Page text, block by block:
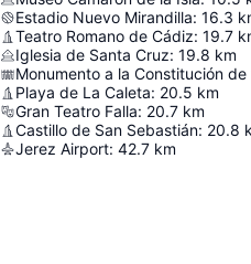
Estadio Nuevo Mirandilla: 16.3
Teatro Romano de Cádiz: 19.7
Iglesia de Santa Cruz: 19.8 km
Monumento a la Constitución de
Playa de La Caleta: 20.5 km
Gran Teatro Falla: 20.7 km
Castillo de San Sebastián: 20.8
Jerez Airport: 42.7 km